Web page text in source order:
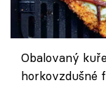
Obalovaný
horkovzdušné